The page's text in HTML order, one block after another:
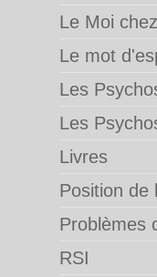
Le Moi
Le mot
Les
Les
Livres
Position de
Problèmes
RSI